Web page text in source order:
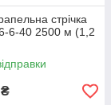
стрічка
6-40 2500 м (1,2
₴